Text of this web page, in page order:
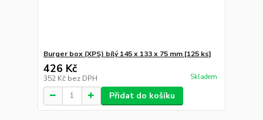
Burger box (XPS) bílý 145 x 133 x 75 mm [125 ks]
426 Kč
352 Kč bez DPH Skladem
Přidat do košíku